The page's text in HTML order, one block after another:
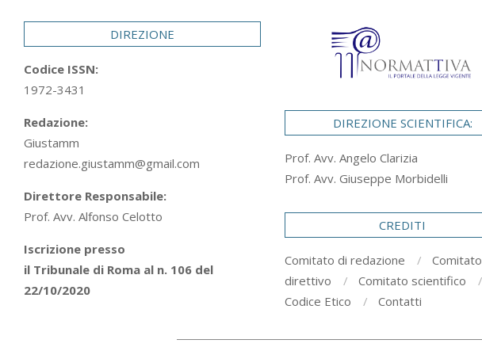
DIREZIONE
Codice ISSN:
1972-3431
Redazione:
Giustamm
redazione.giustamm@gmail.com
Direttore Responsabile:
Prof. Avv. Alfonso Celotto
Iscrizione presso
il Tribunale di Roma al n. 106 del
22/10/2020
DIREZIONE SCIENTIFICA:
Prof. Avv. Angelo Clarizia
Prof. Avv. Giuseppe Morbidelli
CREDITI
Comitato di redazione
Comitato
direttivo
Comitato scientifico
Codice Etico
Contatti